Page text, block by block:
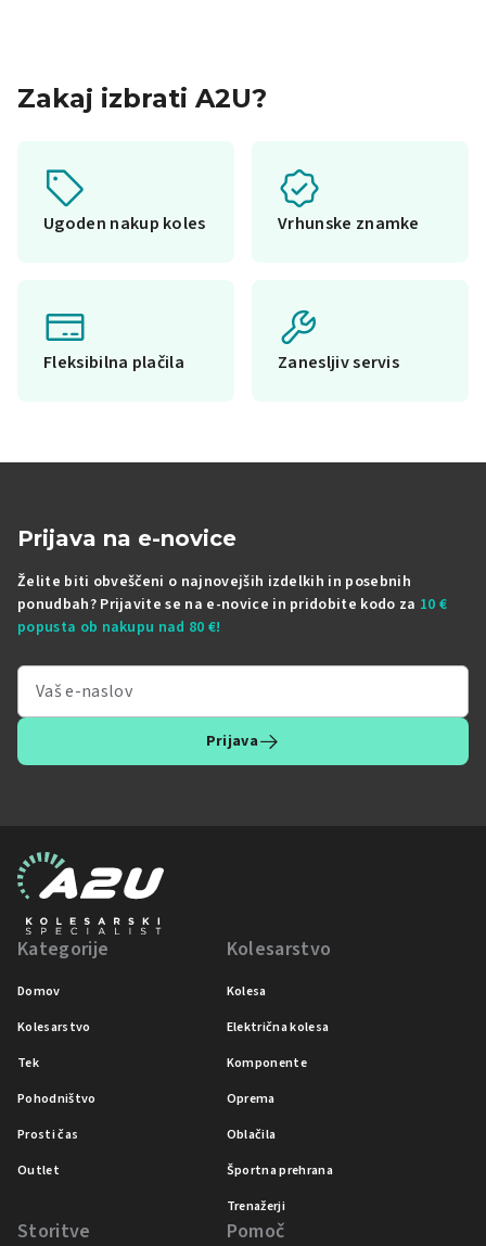
Zakaj izbrati A2U?
Ugoden nakup koles Vrhunske znamke
Fleksibilna plačila Zanesljiv servis
Prijava na e-novice
Želite biti obveščeni o najnovejših izdelkih in posebnih
ponudbah? Prijavite se na e-novice in pridobite kodo za 10 €
popusta ob nakupu nad 80 €!
Prijava
Kategorije
Domov
Kolesarstvo
Tek
Pohodništvo
Prosti čas
Outlet
Kolesarstvo
Kolesa
Električna kolesa
Komponente
Oprema
Oblačila
Športna prehrana
Trenažerji
Storitve Pomoč